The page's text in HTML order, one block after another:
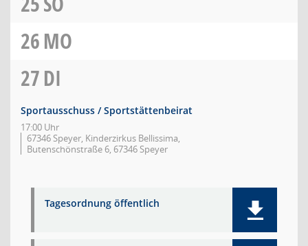
26MO
27DI
Sportausschuss / Sportstättenbeirat
17:00 Uhr
67346 Speyer, Kinderzirkus Bellissima,
Butenschönstraße 6, 67346 Speyer
Tagesordnung öffentlich